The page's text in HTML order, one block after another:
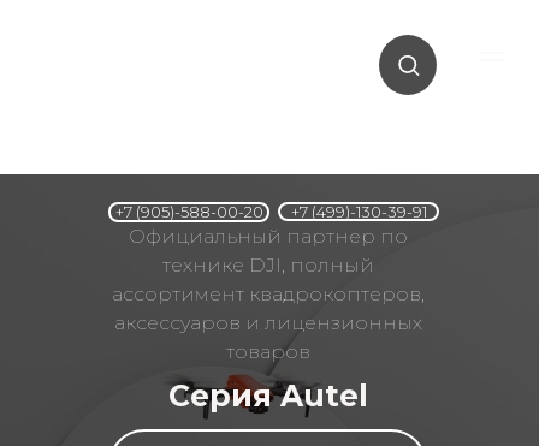
Серия Autel
Официальный партнер по
технике DJI, полный
ассортимент квадрокоптеров,
аксессуаров и лицензионных
товаров
+7 (499)-130-39-91
+7 (905)-588-00-20